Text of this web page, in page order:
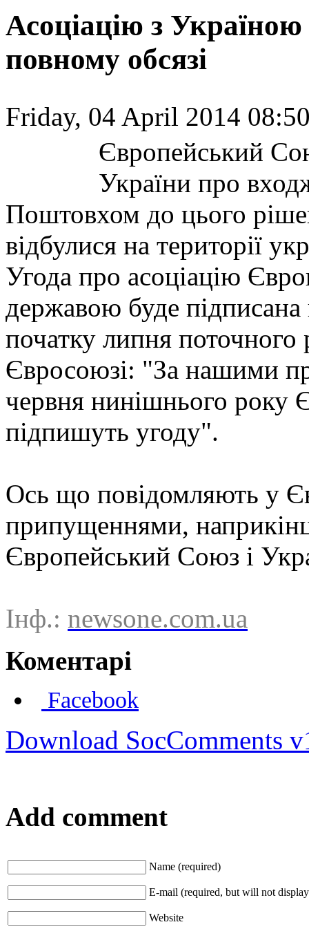
Асоціацію з
повному обсязі
Friday, 04 April 2014
Європейський
України про
Поштовхом до цього
відбулися на території
Угода про асоціацію
державою буде підписана
початку липня
Євросоюзі: "За нашими
червня нинішнього року
підпишуть угоду".
Ось що повідомляють у
припущеннями,
Європейський Союз і
Інф.: newsone.com.ua
Коментарі
Facebook
Download SocComments
Add comment
Name (required)
E-mail (required, but will not
Website